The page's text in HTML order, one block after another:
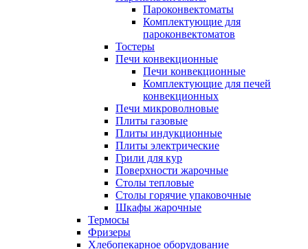
Пароконвектоматы
Комплектующие для
пароконвектоматов
Тостеры
Печи конвекционные
Печи конвекционные
Комплектующие для печей
конвекционных
Печи микроволновые
Плиты газовые
Плиты индукционные
Плиты электрические
Грили для кур
Поверхности жарочные
Столы тепловые
Столы горячие упаковочные
Шкафы жарочные
Термосы
Фризеры
Хлебопекарное оборудование